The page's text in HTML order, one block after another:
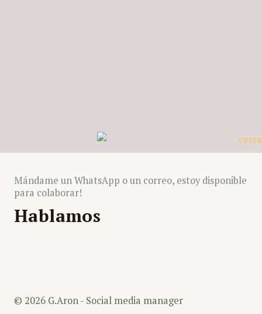
Mándame un WhatsApp o un correo, estoy disponible
para colaborar!
Hablamos
© 2026 G.Aron - Social media manager